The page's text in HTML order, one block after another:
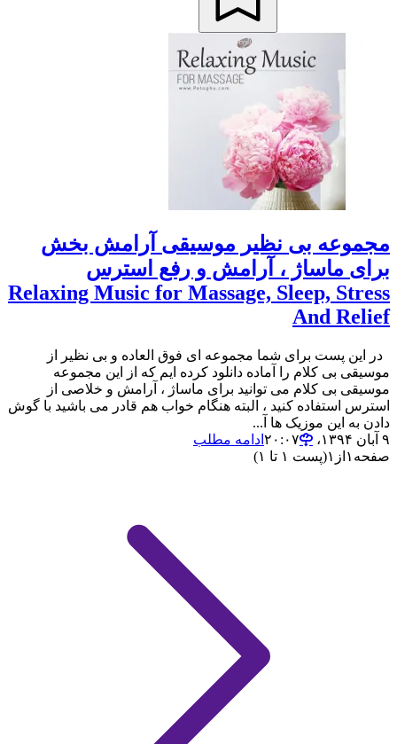
مجموعه بی نظیر موسیقی آرامش بخش
برای ماساژ ، آرامش و رفع استرس
Relaxing Music for Massage, Sleep, Stress
And Relief
در این پست برای شما مجموعه ای فوق العاده و بی نظیر از
موسیقی بی کلام را آماده دانلود کرده ایم که از این مجموعه
موسیقی بی کلام می توانید برای ماساژ ، آرامش و خلاصی از
استرس استفاده کنید ، البته هنگام خواب هم قادر می باشید با گوش
دادن به این موزیک ها آ...
۹ آبان ۱۳۹۴،‏ ۲۰:۰۷
ادامه مطلب
صفحه ۱ از ۱(پست ۱ تا ۱)